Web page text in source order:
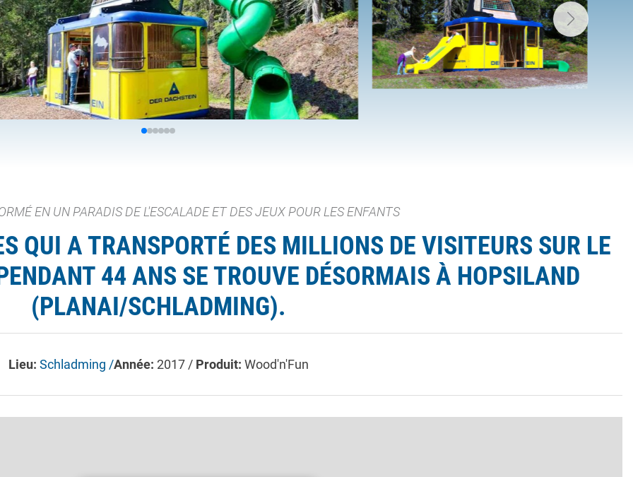
EN UN PARADIS DE L'ESCALADE ET DES JEUX POUR LES ENFANTS
QUI A TRANSPORTÉ DES MILLIONS DE VISITEURS SUR LE
44 ANS SE TROUVE DÉSORMAIS À HOPSILAND
(PLANAI/SCHLADMING).
Lieu: Schladming /Année: 2017 / Produit: Wood'n'Fun